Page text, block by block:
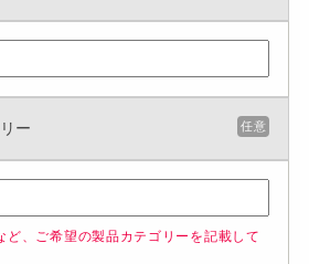
ー 任意
、ご希望の製品カテゴリーを記載して